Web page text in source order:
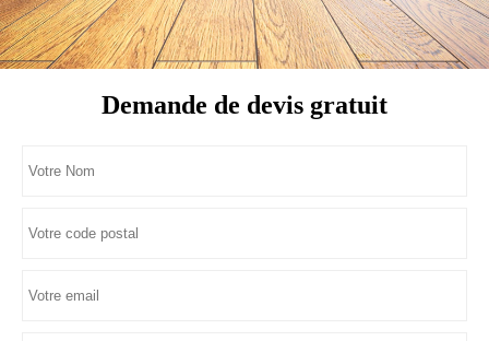
Demande de devis gratuit